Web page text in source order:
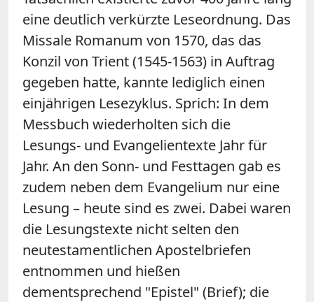
eine deutlich verkürzte Leseordnung. Das
Missale Romanum von 1570, das das
Konzil von Trient (1545-1563) in Auftrag
gegeben hatte, kannte lediglich einen
einjährigen Lesezyklus. Sprich: In dem
Messbuch wiederholten sich die
Lesungs- und Evangelientexte Jahr für
Jahr. An den Sonn- und Festtagen gab es
zudem neben dem Evangelium nur eine
Lesung – heute sind es zwei. Dabei waren
die Lesungstexte nicht selten den
neutestamentlichen Apostelbriefen
entnommen und hießen
dementsprechend "Epistel" (Brief); die